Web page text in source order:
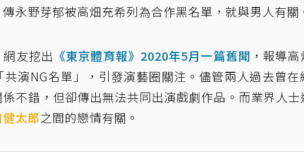
永野芽郁被高畑充希列為合作黑名單，就與男人有關
友挖出 《東京體育報》2020年5月一篇舊聞 ，報導
演NG名單」，引發演藝圈關注。儘管兩人過去曾在
不錯，但卻傳出無法共同出演戲劇作品。而業界人士
太郎之間的戀情有關。